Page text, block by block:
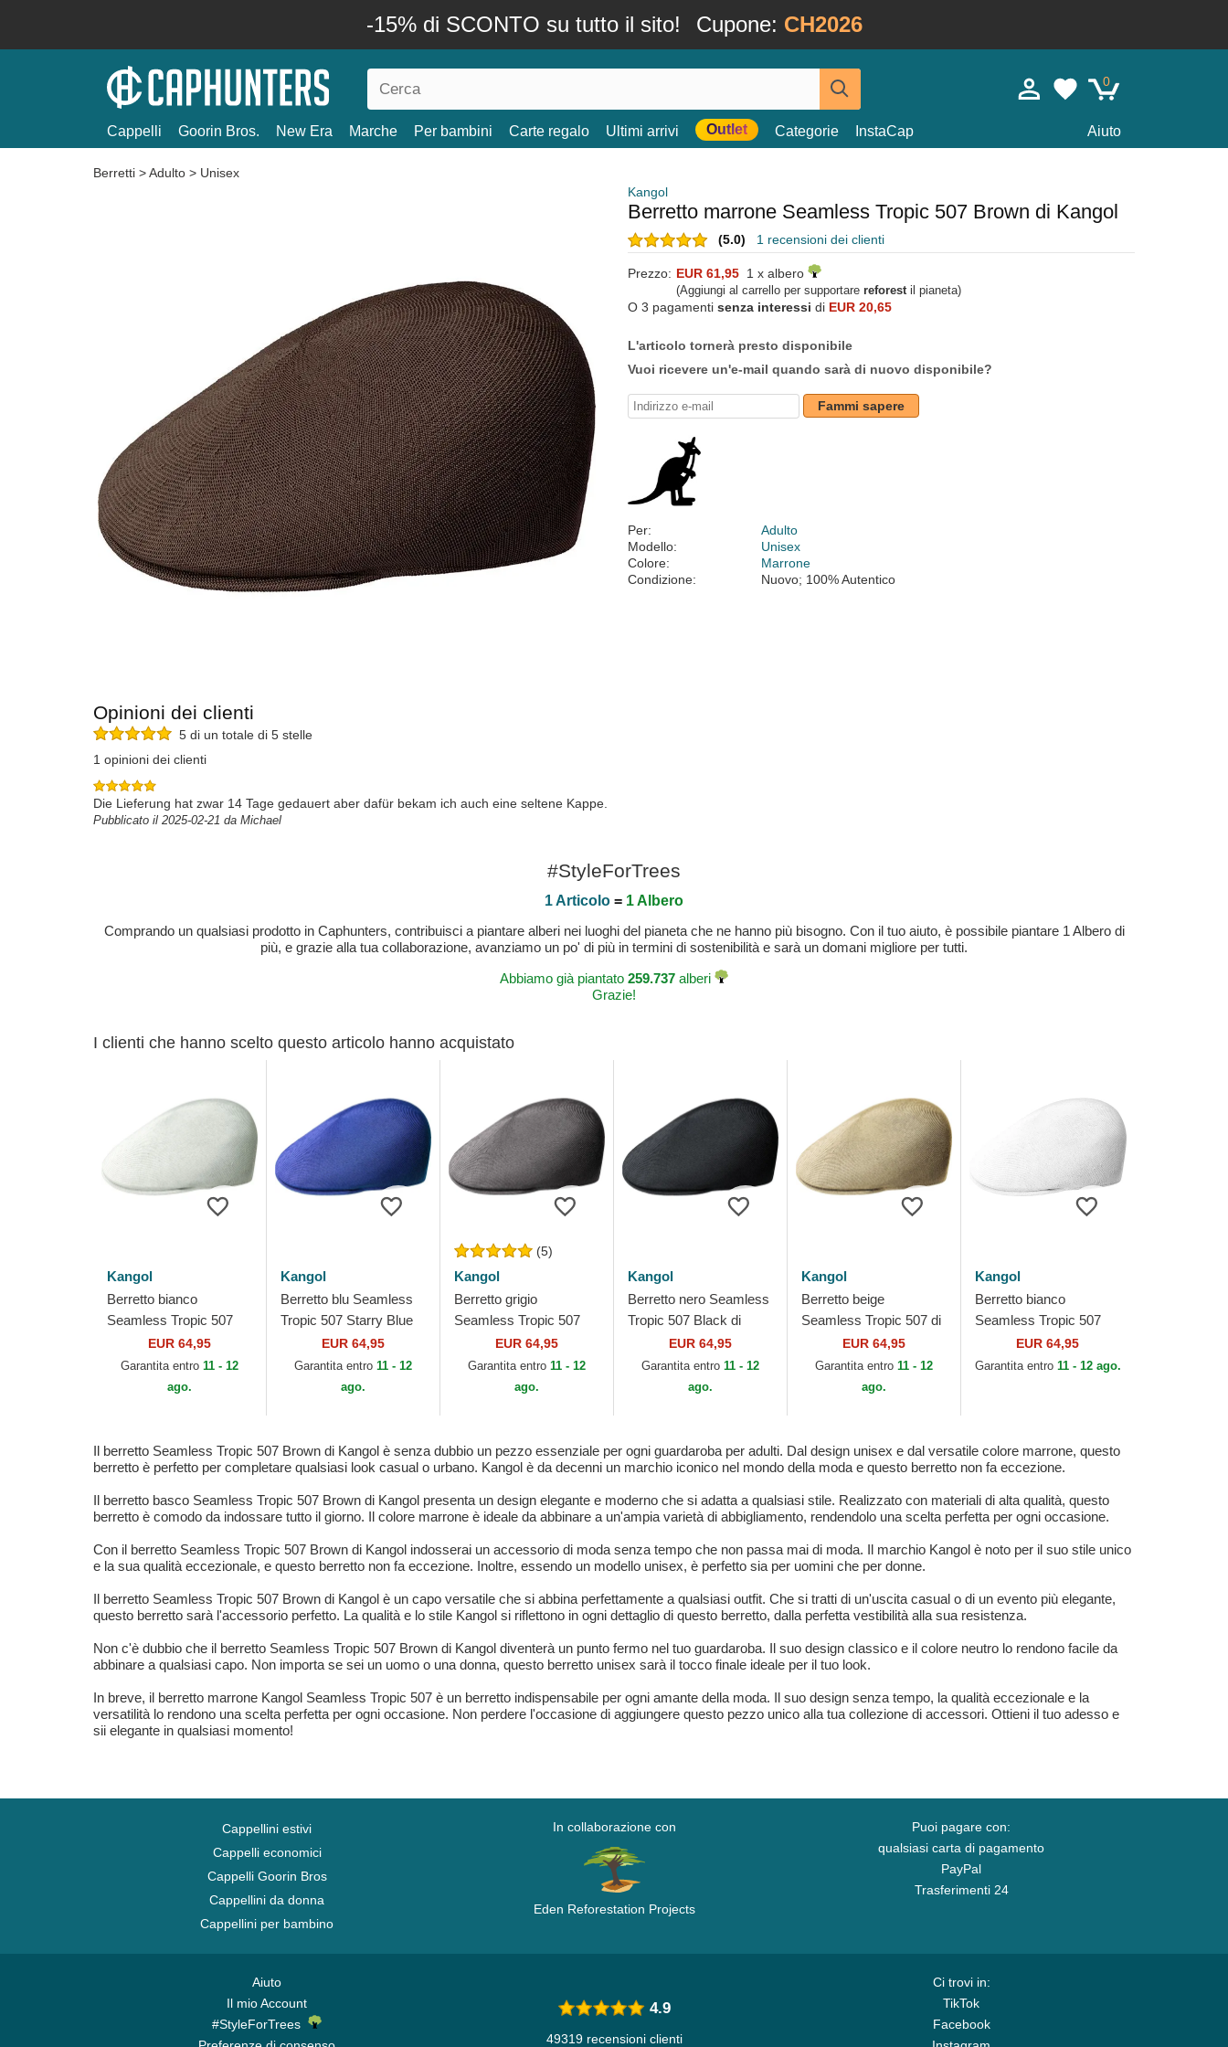
-15% di SCONTO su tutto il sito! Cupone: CH2026
0
Cappelli Goorin Bros. New Era Marche Per bambini Carte regalo Ultimi arrivi Outlet Categorie InstaCap Aiuto
Berretti >Adulto > Unisex
Kangol
Berretto marrone Seamless Tropic 507 Brown di Kangol
(5.0) 1 recensioni dei clienti
Prezzo: EUR 61,95 1 x albero
(Aggiungi al carrello per supportare reforestil pianeta)
O 3 pagamenti senza interessi di EUR 20,65
L'articolo tornerà presto disponibile
Vuoi ricevere un'e-mail quando sarà di nuovo disponibile?
Fammi sapere
Per:
Adulto
Modello:
Unisex
Colore:
Marrone
Condizione:
Nuovo; 100% Autentico
Opinioni dei clienti
5 di un totale di 5 stelle
1 opinioni dei clienti
Die Lieferung hat zwar 14 Tage gedauert aber dafür bekam ich auch eine seltene Kappe.
Pubblicato il 2025-02-21 da Michael
#StyleForTrees
1 Articolo = 1 Albero
Comprando un qualsiasi prodotto in Caphunters, contribuisci a piantare alberi nei luoghi del pianeta che ne hanno più bisogno. Con il tuo aiuto, è possibile piantare 1 Albero di
più, e grazie alla tua collaborazione, avanziamo un po' di più in termini di sostenibilità e sarà un domani migliore per tutti.
Abbiamo già piantato 259.737 alberi
Grazie!
I clienti che hanno scelto questo articolo hanno acquistato
Kangol
Berretto bianco
Seamless Tropic 507
Moonstruck di Kangol
EUR 64,95
Garantita entro 11 - 12
ago.
Kangol
Berretto blu Seamless
Tropic 507 Starry Blue
di KangolEUR 64,95
Garantita entro 11 - 12
ago.
(5)
Kangol
Berretto grigio
Seamless Tropic 507
Charcoal di Kangol
EUR 64,95
Garantita entro 11 - 12
ago.
Kangol
Berretto nero Seamless
Tropic 507 Black di
EUR 64,95
Garantita entro 11 - 12
ago.
Kangol
Berretto beige
Seamless Tropic 507 di
EUR 64,95
Garantita entro 11 - 12
ago.
Kangol
Berretto bianco
Seamless Tropic 507
White di Kangol
EUR 64,95
Garantita entro 11 - 12 ago.
Il berretto Seamless Tropic 507 Brown di Kangol è senza dubbio un pezzo essenziale per ogni guardaroba per adulti. Dal design unisex e dal versatile colore marrone, questo
berretto è perfetto per completare qualsiasi look casual o urbano. Kangol è da decenni un marchio iconico nel mondo della moda e questo berretto non fa eccezione.
Il berretto basco Seamless Tropic 507 Brown di Kangol presenta un design elegante e moderno che si adatta a qualsiasi stile. Realizzato con materiali di alta qualità, questo
berretto è comodo da indossare tutto il giorno. Il colore marrone è ideale da abbinare a un'ampia varietà di abbigliamento, rendendolo una scelta perfetta per ogni occasione.
Con il berretto Seamless Tropic 507 Brown di Kangol indosserai un accessorio di moda senza tempo che non passa mai di moda. Il marchio Kangol è noto per il suo stile unico
e la sua qualità eccezionale, e questo berretto non fa eccezione. Inoltre, essendo un modello unisex, è perfetto sia per uomini che per donne.
Il berretto Seamless Tropic 507 Brown di Kangol è un capo versatile che si abbina perfettamente a qualsiasi outfit. Che si tratti di un'uscita casual o di un evento più elegante,
questo berretto sarà l'accessorio perfetto. La qualità e lo stile Kangol si riflettono in ogni dettaglio di questo berretto, dalla perfetta vestibilità alla sua resistenza.
Non c'è dubbio che il berretto Seamless Tropic 507 Brown di Kangol diventerà un punto fermo nel tuo guardaroba. Il suo design classico e il colore neutro lo rendono facile da
abbinare a qualsiasi capo. Non importa se sei un uomo o una donna, questo berretto unisex sarà il tocco finale ideale per il tuo look.
In breve, il berretto marrone Kangol Seamless Tropic 507 è un berretto indispensabile per ogni amante della moda. Il suo design senza tempo, la qualità eccezionale e la
versatilità lo rendono una scelta perfetta per ogni occasione. Non perdere l'occasione di aggiungere questo pezzo unico alla tua collezione di accessori. Ottieni il tuo adesso e
sii elegante in qualsiasi momento!
Cappellini estivi
Cappelli economici
Cappelli Goorin Bros
Cappellini da donna
Cappellini per bambino
In collaborazione con
Eden Reforestation Projects
Puoi pagare con:
qualsiasi carta di pagamento
PayPal
Trasferimenti 24
Aiuto
Il mio Account
#StyleForTrees
Ci trovi in:
TikTok
Facebook
4.9
49319 recensioni clienti